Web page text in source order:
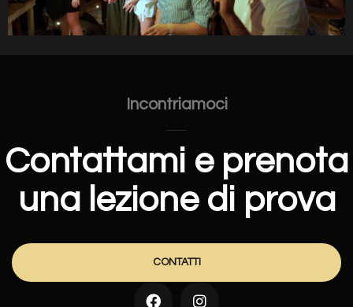
Incontriamoci
Contattami e prenota
una lezione di prova
CONTATTI